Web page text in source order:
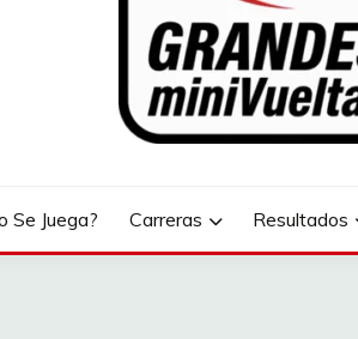
Se Juega? Carreras Resultados